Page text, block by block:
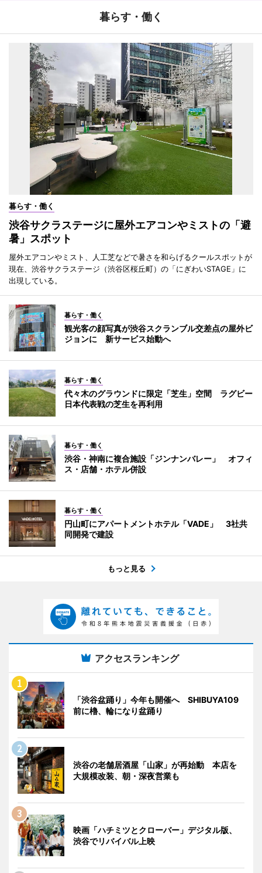
暮らす・働く
暮らす・働く
渋谷サクラステージに屋外エアコンやミストの「避
暑」スポット
屋外エアコンやミスト、人工芝などで暑さを和らげるクールスポットが
現在、渋谷サクラステージ（渋谷区桜丘町）の「にぎわいSTAGE」に
出現している。
暮らす・働く
観光客の顔写真が渋谷スクランブル交差点の屋外ビ
ジョンに 新サービス始動へ
暮らす・働く
代々木のグラウンドに限定「芝生」空間 ラグビー
日本代表戦の芝生を再利用
暮らす・働く
渋谷・神南に複合施設「ジンナンバレー」 オフィ
ス・店舗・ホテル併設
暮らす・働く
円山町にアパートメントホテル「VADE」 3社共
同開発で建設
もっと見る
アクセスランキング
「渋谷盆踊り」今年も開催へ SHIBUYA109
前に櫓、輪になり盆踊り
渋谷の老舗居酒屋「山家」が再始動 本店を
大規模改装、朝・深夜営業も
映画「ハチミツとクローバー」デジタル版、
渋谷でリバイバル上映